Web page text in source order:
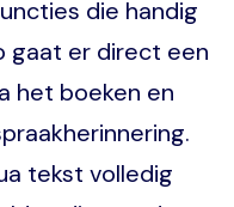
die handig
gaat er direct een
het boeken en
tekst volledig